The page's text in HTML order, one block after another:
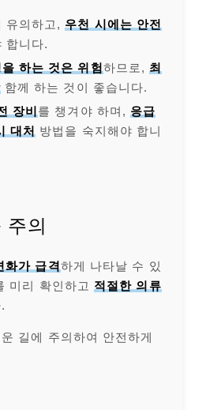
유의하고, 우천 시에는 안전
합니다.
하는 것은 위험하므로, 최
함께 하는 것이 좋습니다.
장비 를 챙겨야 하며, 응급
대처 방법을 숙지해야 합니
주의
화가 급격하게 나타날 수 있
미리 확인하고 적절한 의류
길에 주의하여 안전하게